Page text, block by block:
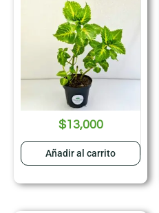
$13,000
Añadir al carrito